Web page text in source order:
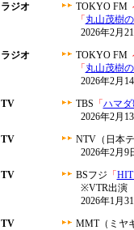
ラジオ
TOKYO FM
「 丸山茂樹
2026年2月
ラジオ
TOKYO FM
「 丸山茂樹
2026年2月
TV
TBS 「 ハマ
2026年2月
TV
NTV（日本
2026年2月9
TV
BSフジ 「
※VTR出演
2026年1月
TV
MMT（ミヤ